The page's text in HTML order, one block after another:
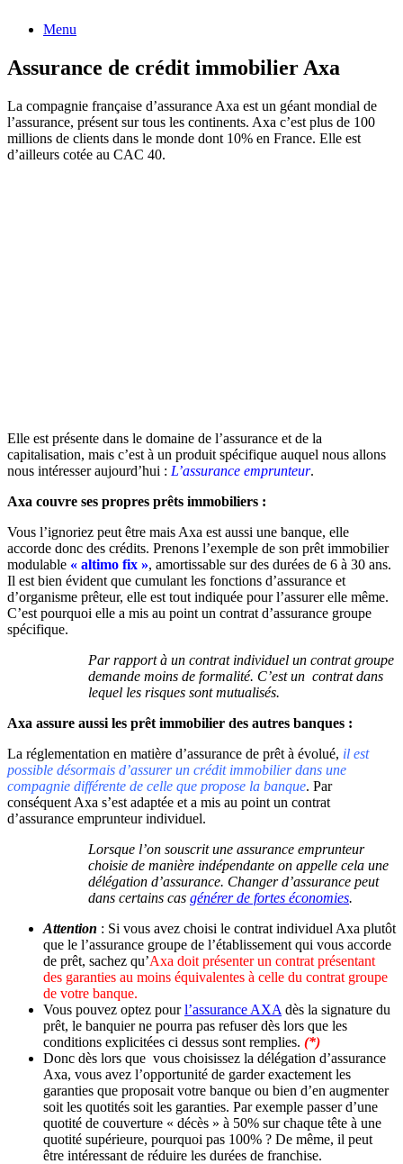
Menu
Assurance de crédit immobilier Axa
La compagnie française d’assurance Axa est un géant mondial de
l’assurance, présent sur tous les continents. Axa c’est plus de 100
millions de clients dans le monde dont 10% en France. Elle est
d’ailleurs cotée au CAC 40.
Elle est présente dans le domaine de l’assurance et de la
capitalisation, mais c’est à un produit spécifique auquel nous allons
nous intéresser aujourd’hui : L’assurance emprunteur.
Axa couvre ses propres prêts immobiliers :
Vous l’ignoriez peut être mais Axa est aussi une banque, elle
accorde donc des crédits. Prenons l’exemple de son prêt immobilier
modulable « altimo fix », amortissable sur des durées de 6 à 30 ans.
Il est bien évident que cumulant les fonctions d’assurance et
d’organisme prêteur, elle est tout indiquée pour l’assurer elle même.
C’est pourquoi elle a mis au point un contrat d’assurance groupe
spécifique.
Par rapport à un contrat individuel un contrat groupe
demande moins de formalité. C’est un contrat dans
lequel les risques sont mutualisés.
Axa assure aussi les prêt immobilier des autres banques :
La réglementation en matière d’assurance de prêt à évolué, il est
possible désormais d’assurer un crédit immobilier dans une
compagnie différente de celle que propose la banque. Par
conséquent Axa s’est adaptée et a mis au point un contrat
d’assurance emprunteur individuel.
Lorsque l’on souscrit une assurance emprunteur
choisie de manière indépendante on appelle cela une
délégation d’assurance. Changer d’assurance peut
dans certains cas générer de fortes économies.
Attention : Si vous avez choisi le contrat individuel Axa plutôt
que le l’assurance groupe de l’établissement qui vous accorde
de prêt, sachez qu’Axa doit présenter un contrat présentant
des garanties au moins équivalentes à celle du contrat groupe
de votre banque.
Vous pouvez optez pourl’assurance AXA dès la signature du
prêt, le banquier ne pourra pas refuser dès lors que les
conditions explicitées ci dessus sont remplies. (*)
Donc dès lors que vous choisissez la délégation d’assurance
Axa, vous avez l’opportunité de garder exactement les
garanties que proposait votre banque ou bien d’en augmenter
soit les quotités soit les garanties. Par exemple passer d’une
quotité de couverture « décès » à 50% sur chaque tête à une
quotité supérieure, pourquoi pas 100% ? De même, il peut
être intéressant de réduire les durées de franchise.